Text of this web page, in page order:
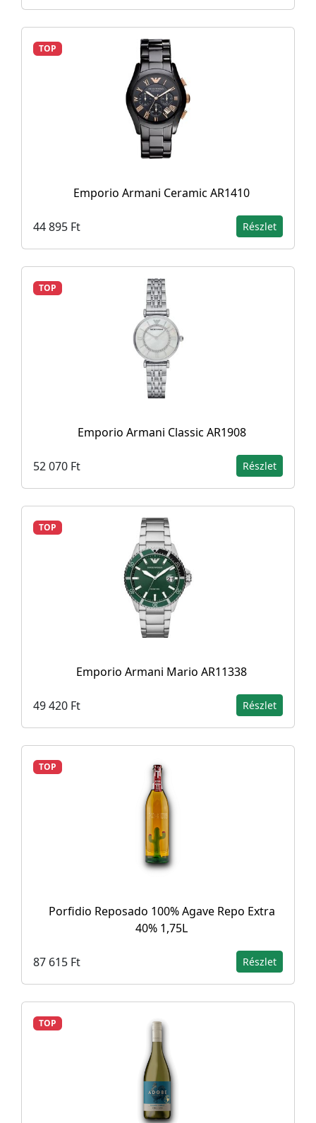
TOP
Emporio Armani Ceramic AR1410
44 895 Ft Részlet
TOP
Emporio Armani Classic AR1908
52 070 Ft Részlet
TOP
Emporio Armani Mario AR11338
49 420 Ft Részlet
TOP
Porfidio Reposado 100% Agave Repo Extra
40% 1,75L
87 615 Ft Részlet
TOP